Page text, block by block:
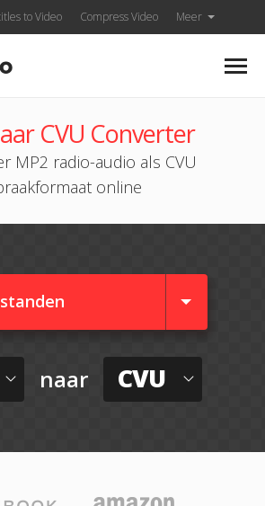
to Video Compress Video Meer
CVU Converter
MP2 radio-audio als CVU
online
naar CVU